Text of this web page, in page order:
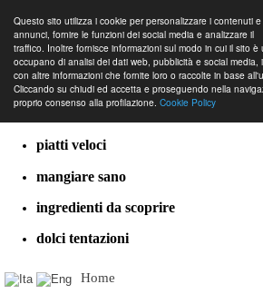
Questo sito utilizza i cookie per personalizzare i contenuti
annunci, fornire le funzioni dei social media e analizzare il
traffico. Inoltre fornisce informazioni sul modo in cui il sito
occupano di analisi dei dati web, pubblicità e social
con altre informazioni che fornite loro o raccolte in base
Cliccando su chiudi ed accetta e proseguendo nella
proprio consenso alla profilazione. Cookie Policy
cucina dal mondo
ricette classiche
piatti veloci
mangiare sano
ingredienti da scoprire
dolci tentazioni
Home